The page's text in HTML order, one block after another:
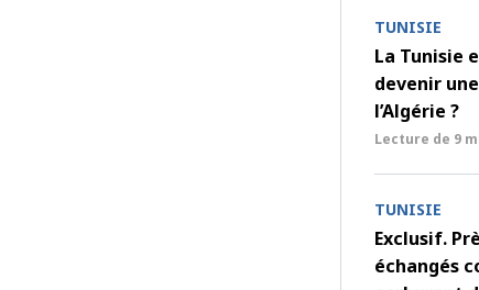
TUNISIE
La Tunisie
devenir
l’Algérie ?
Lecture de 9
TUNISIE
Exclusif.
échangés